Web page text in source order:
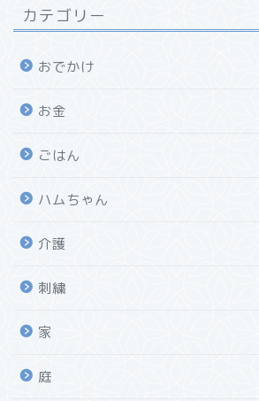
カテゴリー
おでかけ
お金
ごはん
ハムちゃん
介護
刺繍
家
庭